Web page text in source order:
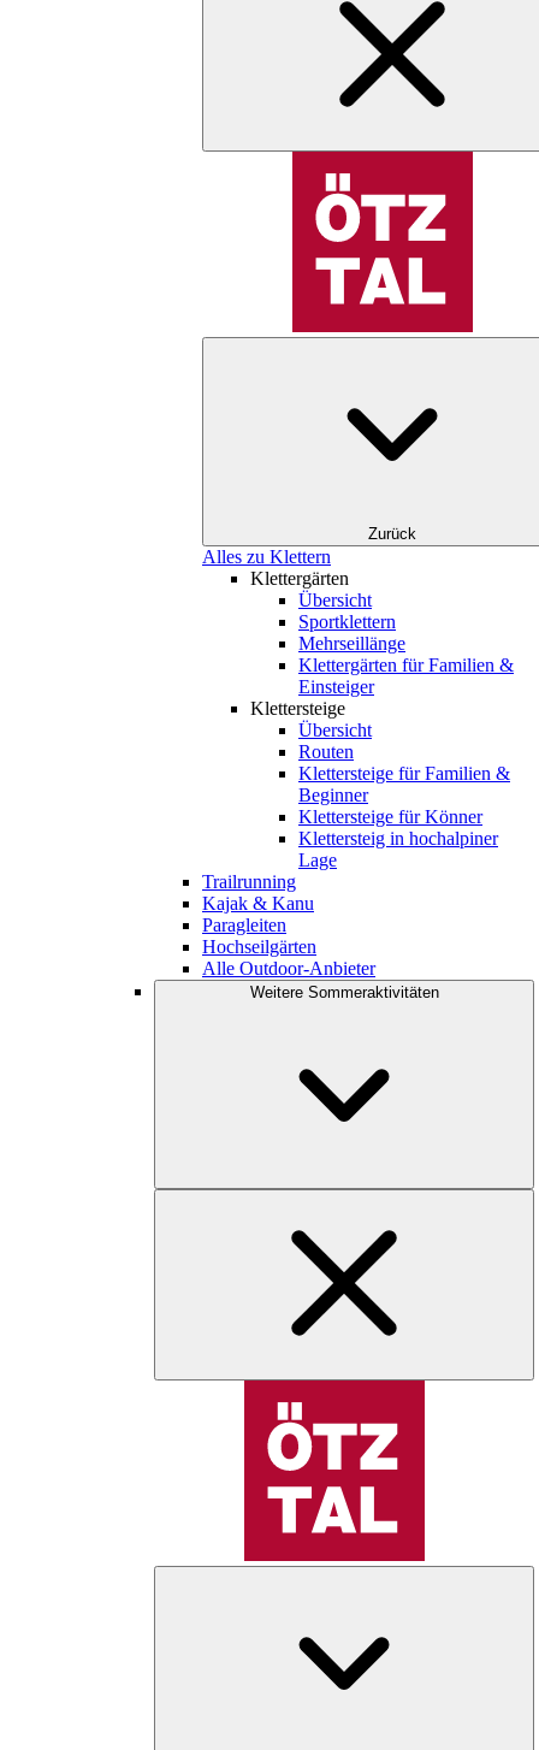
Zurück
Alles zu Klettern
Klettergärten
Übersicht
Sportklettern
Mehrseillänge
Klettergärten für Familien &
Einsteiger
Klettersteige
Übersicht
Routen
Klettersteige für Familien &
Beginner
Klettersteige für Könner
Klettersteig in hochalpiner
Lage
Trailrunning
Kajak & Kanu
Paragleiten
Hochseilgärten
Alle Outdoor-Anbieter
Weitere Sommeraktivitäten